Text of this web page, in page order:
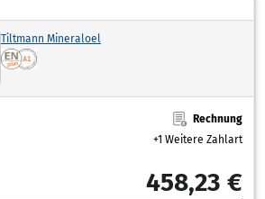
Tiltmann Mineraloel
Rechnung
+1 Weitere Zahlart
458,23 €